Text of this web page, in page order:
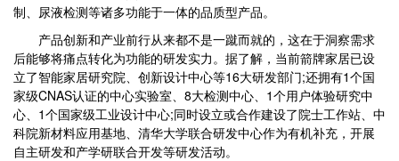
制、尿液检测等诸多功能于一体的品质型产品。
产品创新和产业前行从来都不是一蹴而就的，这在于洞察需求
后能够将痛点转化为功能的研发实力。据了解，当前箭牌家居已设
立了智能家居研究院、创新设计中心等16大研发部门;还拥有1个国
家级CNAS认证的中心实验室、8大检测中心、1个用户体验研究中
心、1个国家级工业设计中心;同时设立或合作建设了院士工作站、中
科院新材料应用基地、清华大学联合研发中心作为有机补充，开展
自主研发和产学研联合开发等研发活动。